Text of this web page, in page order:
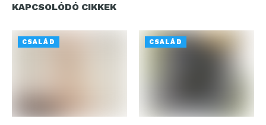
KAPCSOLÓDÓ CIKKEK
CSALÁD CSALÁD